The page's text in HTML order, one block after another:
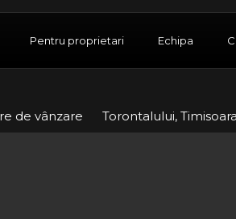
Pentru proprietari Echipa
de vânzare Torontalului, Timisoara